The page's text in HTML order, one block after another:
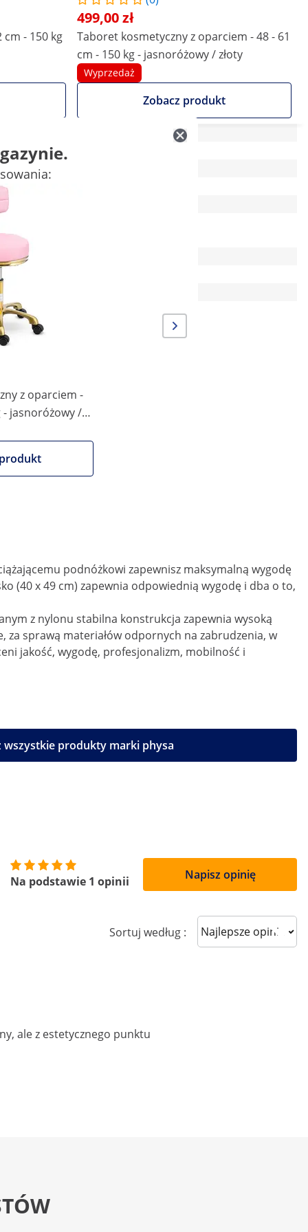
cm - 150 kg
499,00 zł
Taboret kosmetyczny z oparciem - 48 - 61
cm - 150 kg - jasnoróżowy / złoty
Wyprzedaż
Zobacz produkt
z oparciem -
- jasnoróżowy /
podnóżkowi zapewnisz maksymalną wygodę
(40 x 49 cm) zapewnia odpowiednią wygodę i dba o to,
z nylonu stabilna konstrukcja zapewnia wysoką
za sprawą materiałów odpornych na zabrudzenia, w
jakość, wygodę, profesjonalizm, mobilność i
wszystkie produkty marki physa
Na podstawie 1 opinii Napisz opinię
Sortuj według : Sort reviews
ale z estetycznego punktu